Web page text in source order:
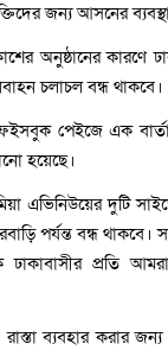
জন্য আসনের
অনুষ্ঠানের কারণে
চলাচল বন্ধ থাকবে।
পেইজে এক
হয়েছে।
এভিনিউয়ের দুটি
পর্যন্ত বন্ধ থাকবে।
ঢাকাবাসীর প্রতি
ব্যবহার করার